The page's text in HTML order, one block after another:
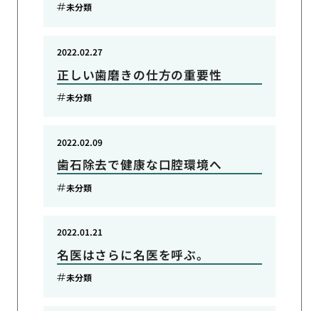
未分類
正しい歯磨きの仕方の重要性
2022.02.27
未分類
歯石除去で健康な口腔環境へ
2022.02.09
未分類
名医はさらに名医を呼ぶ。
2022.01.21
未分類